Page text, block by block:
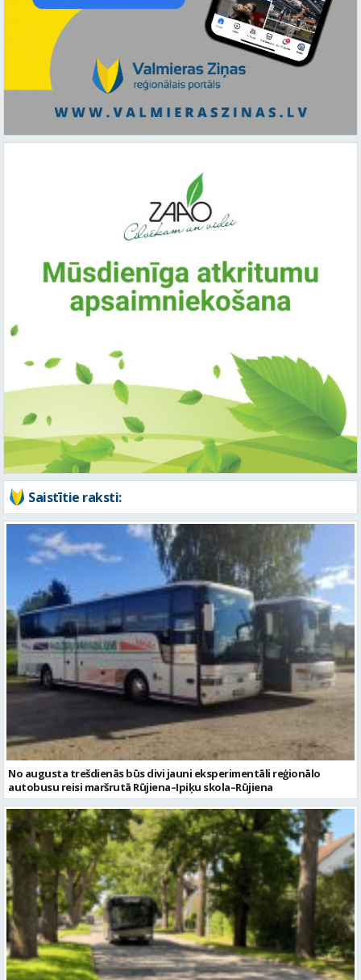
Saistītie raksti:
No augusta trešdienās būs divi jauni eksperimentāli reģionālo
autobusu reisi maršrutā Rūjiena–Ipiķu skola–Rūjiena
Izmaiņas autobusu kustībā no 13. jūlija